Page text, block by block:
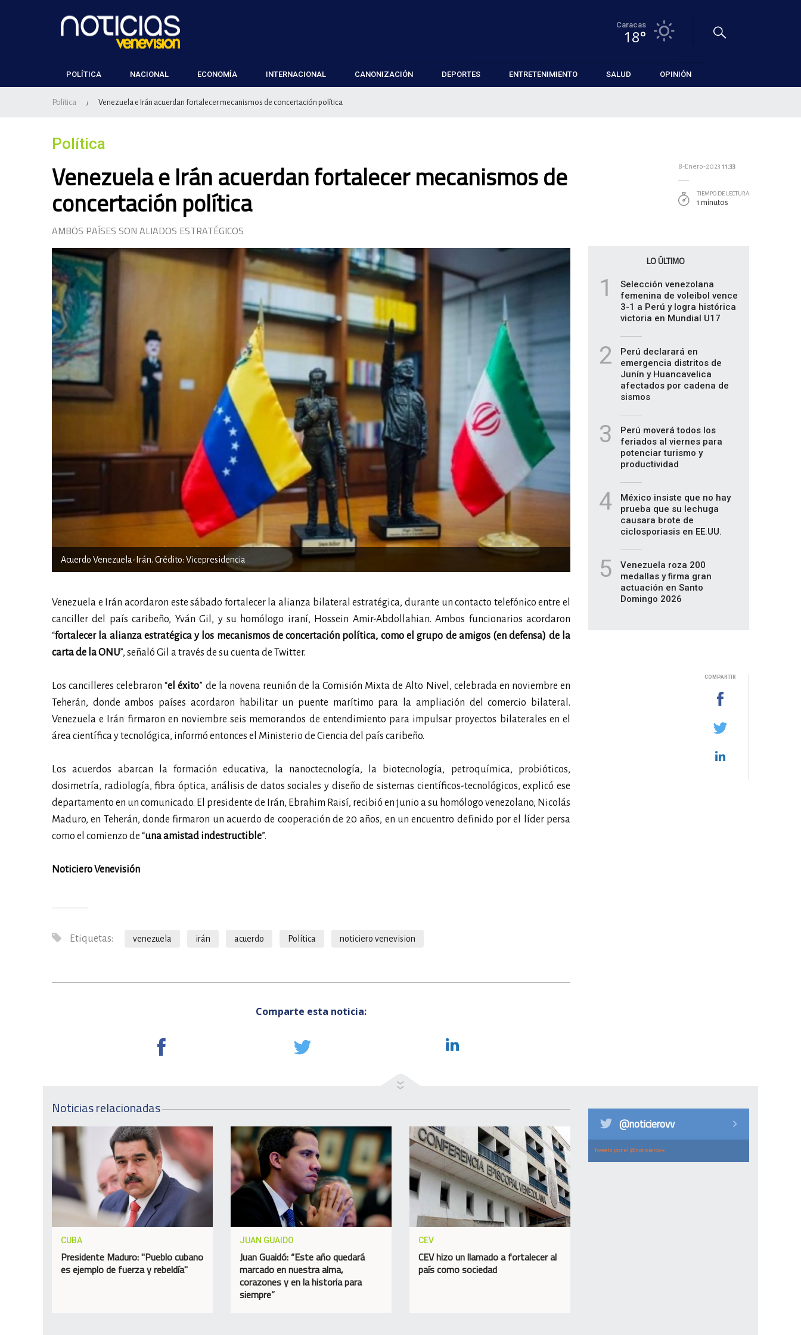
Caracas
18°
POLÍTICA NACIONAL ECONOMÍA INTERNACIONAL CANONIZACIÓN DEPORTES ENTRETENIMIENTO SALUD OPINIÓN
Política / Venezuela e Irán acuerdan fortalecer mecanismos de concertación política
Política
Venezuela e Irán acuerdan fortalecer mecanismos de
concertación política
AMBOS PAÍSES SON ALIADOS ESTRATÉGICOS
Acuerdo Venezuela-Irán. Crédito: Vicepresidencia
Venezuela e Irán acordaron este sábado fortalecer la alianza bilateral estratégica, durante un contacto telefónico entre el
canciller del país caribeño, Yván Gil, y su homólogo iraní, Hossein Amir-Abdollahian. Ambos funcionarios acordaron
“fortalecer la alianza estratégica y los mecanismos de concertación política, como el grupo de amigos (en defensa) de la
carta de la ONU”, señaló Gil a través de su cuenta de Twitter.
Los cancilleres celebraron “el éxito” de la novena reunión de la Comisión Mixta de Alto Nivel, celebrada en noviembre en
Teherán, donde ambos países acordaron habilitar un puente marítimo para la ampliación del comercio bilateral.
Venezuela e Irán firmaron en noviembre seis memorandos de entendimiento para impulsar proyectos bilaterales en el
área científica y tecnológica, informó entonces el Ministerio de Ciencia del país caribeño.
Los acuerdos abarcan la formación educativa, la nanoctecnología, la biotecnología, petroquímica, probióticos,
dosimetría, radiología, fibra óptica, análisis de datos sociales y diseño de sistemas científicos-tecnológicos, explicó ese
departamento en un comunicado. El presidente de Irán, Ebrahim Raisí, recibió en junio a su homólogo venezolano, Nicolás
Maduro, en Teherán, donde firmaron un acuerdo de cooperación de 20 años, en un encuentro definido por el líder persa
como el comienzo de “una amistad indestructible”.
Noticiero Venevisión
Etiquetas: venezuela irán acuerdo Política noticiero venevision
Comparte esta noticia:
8-Enero-2023 11:33
TIEMPO DE LECTURA
1 minutos
LO ÚLTIMO
1
Selección venezolana
femenina de voleibol vence
3-1 a Perú y logra histórica
victoria en Mundial U17
2
Perú declarará en
emergencia distritos de
Junín y Huancavelica
afectados por cadena de
sismos
3
Perú moverá todos los
feriados al viernes para
potenciar turismo y
productividad
4
México insiste que no hay
prueba que su lechuga
causara brote de
ciclosporiasis en EE.UU.
5
Venezuela roza 200
medallas y firma gran
actuación en Santo
Domingo 2026
COMPARTIR
Noticias relacionadas
CUBA
Presidente Maduro: "Pueblo cubano
es ejemplo de fuerza y rebeldía"
JUAN GUAIDO
Juan Guaidó: “Este año quedará
marcado en nuestra alma,
corazones y en la historia para
siempre”
CEV
CEV hizo un llamado a fortalecer al
país como sociedad
@noticierovv
Tweets por el @noticierovv.